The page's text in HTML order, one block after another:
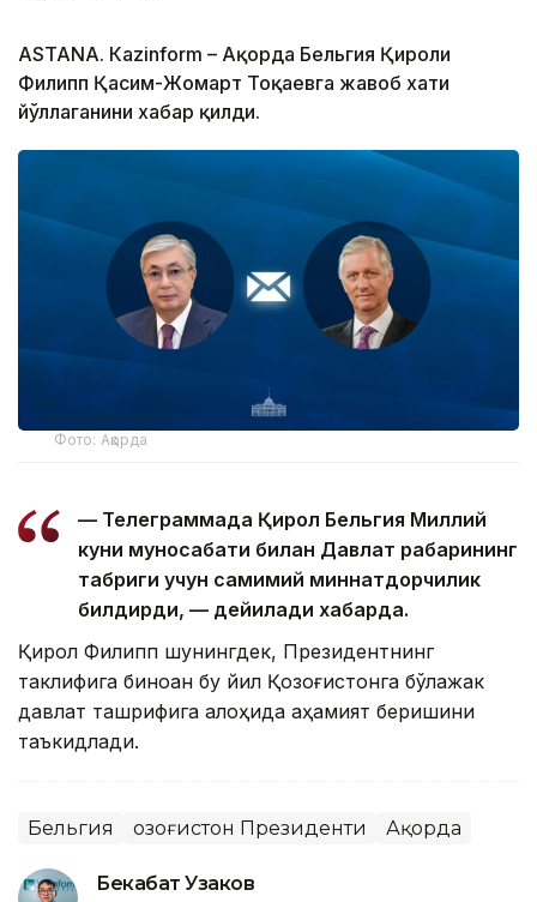
ASTANА. Кazinform – Ақорда Бельгия Қироли
Филипп Қасим-Жомарт Тоқаевга жавоб хати
йўллаганини хабар қилди.
Фото: Ақорда
— Телеграммада Қирол Бельгия Миллий
куни муносабати билан Давлат раҳбарининг
табриги учун самимий миннатдорчилик
билдирди, — дейилади хабарда.
Қирол Филипп шунингдек, Президентнинг
таклифига биноан бу йил Қозоғистонга бўлажак
давлат ташрифига алоҳида аҳамият беришини
таъкидлади.
Бельгия Қозоғистон Президенти Ақорда
Бекабат Узаков